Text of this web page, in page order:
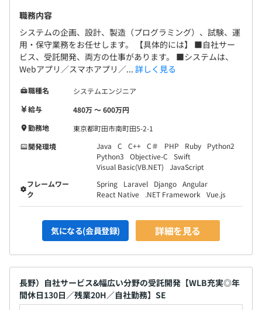
職務内容
システムの企画、設計、製造（プログラミング）、試験、運
用・保守業務をお任せします。 【具体的には】 ■自社サー
ビス、受託開発、両方の仕事があります。 ■システムは、
Webアプリ／スマホアプリ／... 詳しく見る
職種名
システムエンジニア
給与
480万 〜 600万円
勤務地
東京都町田市南町田5-2-1
開発環境
Java C C++ C＃ PHP Ruby
Python2
Python3
Objective-C
Swift
Visual Basic(VB.NET)
JavaScript
フレームワー
ク
Spring Laravel Django Angular
React Native
.NET Framework Vue.js
気になる(会員登録) 詳細を見る
長野）自社サービス&幅広い分野の受託開発【WLB充実◎年
間休日130日／残業20H／自社勤務】SE